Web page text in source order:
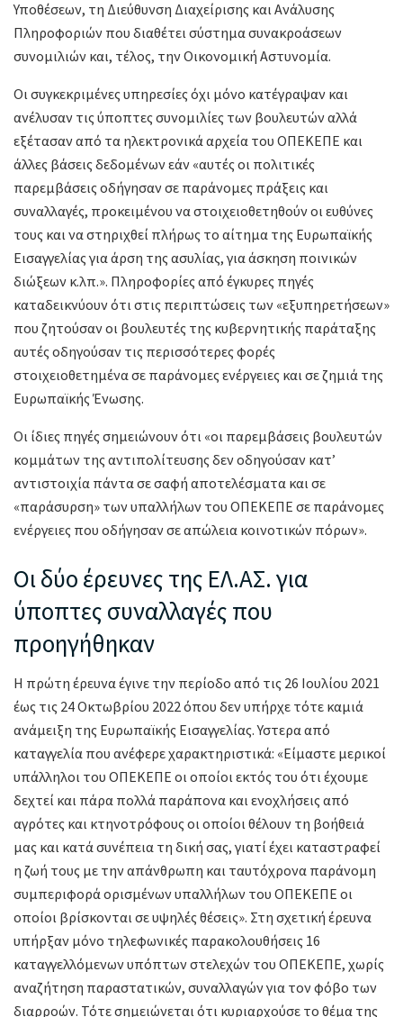
Υποθέσεων, τη Διεύθυνση Διαχείρισης και Ανάλυσης
Πληροφοριών που διαθέτει σύστημα συνακροάσεων
συνομιλιών και, τέλος, την Οικονομική Αστυνομία.
Οι συγκεκριμένες υπηρεσίες όχι μόνο κατέγραψαν και
ανέλυσαν τις ύποπτες συνομιλίες των βουλευτών αλλά
εξέτασαν από τα ηλεκτρονικά αρχεία του ΟΠΕΚΕΠΕ και
άλλες βάσεις δεδομένων εάν «αυτές οι πολιτικές
παρεμβάσεις οδήγησαν σε παράνομες πράξεις και
συναλλαγές, προκειμένου να στοιχειοθετηθούν οι ευθύνες
τους και να στηριχθεί πλήρως το αίτημα της Ευρωπαϊκής
Εισαγγελίας για άρση της ασυλίας, για άσκηση ποινικών
διώξεων κ.λπ.». Πληροφορίες από έγκυρες πηγές
καταδεικνύουν ότι στις περιπτώσεις των «εξυπηρετήσεων»
που ζητούσαν οι βουλευτές της κυβερνητικής παράταξης
αυτές οδηγούσαν τις περισσότερες φορές
στοιχειοθετημένα σε παράνομες ενέργειες και σε ζημιά της
Ευρωπαϊκής Ένωσης.
Οι ίδιες πηγές σημειώνουν ότι «οι παρεμβάσεις βουλευτών
κομμάτων της αντιπολίτευσης δεν οδηγούσαν κατ’
αντιστοιχία πάντα σε σαφή αποτελέσματα και σε
«παράσυρση» των υπαλλήλων του ΟΠΕΚΕΠΕ σε παράνομες
ενέργειες που οδήγησαν σε απώλεια κοινοτικών πόρων».
Οι δύο έρευνες της ΕΛ.ΑΣ. για
ύποπτες συναλλαγές που
προηγήθηκαν
Η πρώτη έρευνα έγινε την περίοδο από τις 26 Ιουλίου 2021
έως τις 24 Οκτωβρίου 2022 όπου δεν υπήρχε τότε καμιά
ανάμειξη της Ευρωπαϊκής Εισαγγελίας. Υστερα από
καταγγελία που ανέφερε χαρακτηριστικά: «Είμαστε μερικοί
υπάλληλοι του ΟΠΕΚΕΠΕ οι οποίοι εκτός του ότι έχουμε
δεχτεί και πάρα πολλά παράπονα και ενοχλήσεις από
αγρότες και κτηνοτρόφους οι οποίοι θέλουν τη βοήθειά
μας και κατά συνέπεια τη δική σας, γιατί έχει καταστραφεί
η ζωή τους με την απάνθρωπη και ταυτόχρονα παράνομη
συμπεριφορά ορισμένων υπαλλήλων του ΟΠΕΚΕΠΕ οι
οποίοι βρίσκονται σε υψηλές θέσεις». Στη σχετική έρευνα
υπήρξαν μόνο τηλεφωνικές παρακολουθήσεις 16
καταγγελλόμενων υπόπτων στελεχών του ΟΠΕΚΕΠΕ, χωρίς
αναζήτηση παραστατικών, συναλλαγών για τον φόβο των
διαρροών. Τότε σημειώνεται ότι κυριαρχούσε το θέμα της